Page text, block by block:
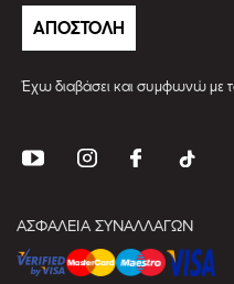
ΑΠΟΣΤΟΛΗ
Έχω διαβάσει και συμφωνώ με
ΑΣΦΑΛΕΙΑ ΣΥΝΑΛΛΑΓΩΝ